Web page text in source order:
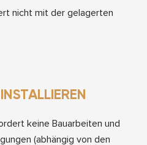
nicht mit der gelagerten
keine Bauarbeiten und
(abhängig von den